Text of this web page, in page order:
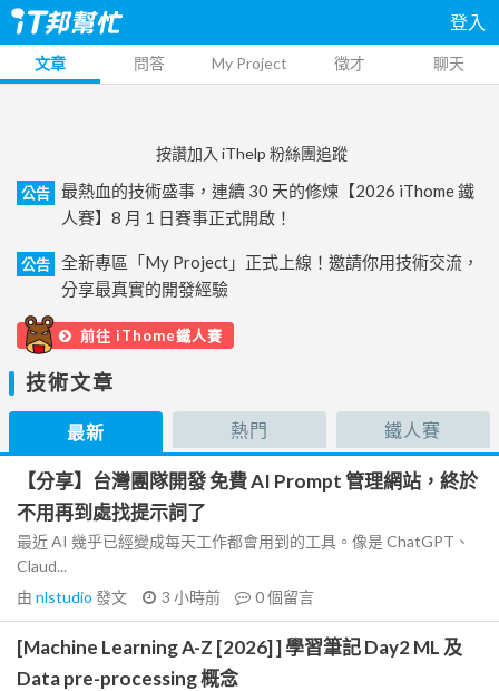
登入
文章 問答 My Project 徵才 聊天
按讚加入 iThelp 粉絲團追蹤
公告
最熱血的技術盛事，連續 30 天的修煉【2026 iThome 鐵
人賽】8 月 1 日賽事正式開啟！
公告
全新專區「My Project」正式上線！邀請你用技術交流，
分享最真實的開發經驗
前往 iThome鐵人賽
技術文章
最新 熱門 鐵人賽
【分享】台灣團隊開發 免費 AI Prompt 管理網站，終於
不用再到處找提示詞了
最近 AI 幾乎已經變成每天工作都會用到的工具。像是 ChatGPT、
Claud...
由 nlstudio 發文 3 小時前 0個留言
[Machine Learning A-Z [2026] ] 學習筆記 Day2 ML 及
Data pre-processing 概念